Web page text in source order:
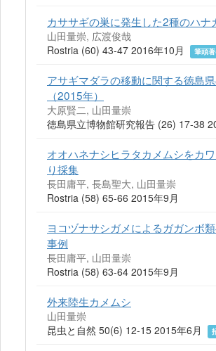
カササギの巣に発生した2種のハナ
山田量崇, 広渡俊哉
Rostria (60) 43-47 2016年10月
筆頭
アサギマダラの移動に関する徳島
（2015年）
大原賢二, 山田量崇
徳島県立博物館研究報告 (26) 17-38
オオハネナシヒラタカメムシをカ
り採集
長田庸平, 長島聖大, 山田量崇
Rostria (58) 65-66 2015年9月
ヨコヅナサシガメによるガガンボ
事例
長田庸平, 山田量崇
Rostria (58) 63-64 2015年9月
外来陸生カメムシ
山田量崇
昆虫と自然 50(6) 12-15 2015年6月